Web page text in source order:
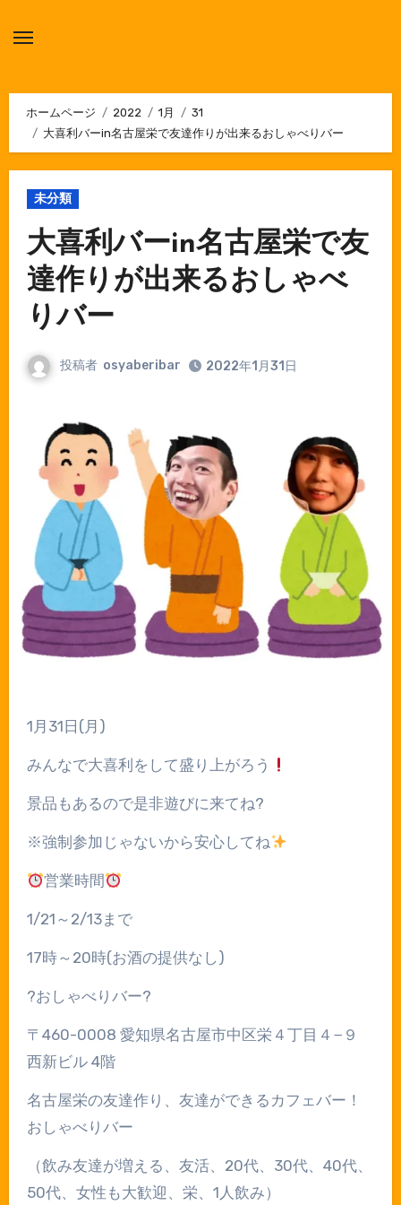
ホームページ 2022 1月
31
大喜利バーin名古屋栄で友達作りが出来るおしゃべりバー
未分類
大喜利バーin名古屋栄で友
達作りが出来るおしゃべ
りバー
投稿者 osyaberibar 2022年1月31日
1 月 31 日 ( 月 )
みんなで大喜利をして盛り上がろう
景品もあるので是非遊びに来てね?
※強制参加じゃないから安心してね
営業時間
1/21 ～ 2/13まで
17時～ 20時(お酒の提供なし)
?おしゃべりバー?
〒 460-0008 愛知県名古屋市中区栄４丁目４ − ９
西新ビル4階
名古屋栄の友達作り、友達ができるカフェバー！
おしゃべりバー
（飲み友達が増える、友活、 20代、 30代、 40代、
50代、女性も大歓迎、栄、 1 人飲み）